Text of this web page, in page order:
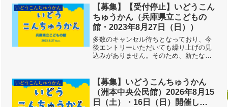
場公園会場は「イベントホール」です。
牧場公園終了後、資材を...
いどうこんちゅうかん
【募集】【受付停止】いどうこん
ちゅうかん（兵庫県立こどもの
館・2023年8月27日（日））
多数のキャンセル待ちとなっており、今
後エントリーいただいても繰り上げの見
込みがありません。そのため、新たな予
ちゅうかん」は、NPO法人こどもとむし
の会 オリジナルの人...
いどうこんちゅうかん
【募集】いどうこんちゅうかん
（洲本中央公民館）2026年8月15
日（土）・16日（日）開催しま